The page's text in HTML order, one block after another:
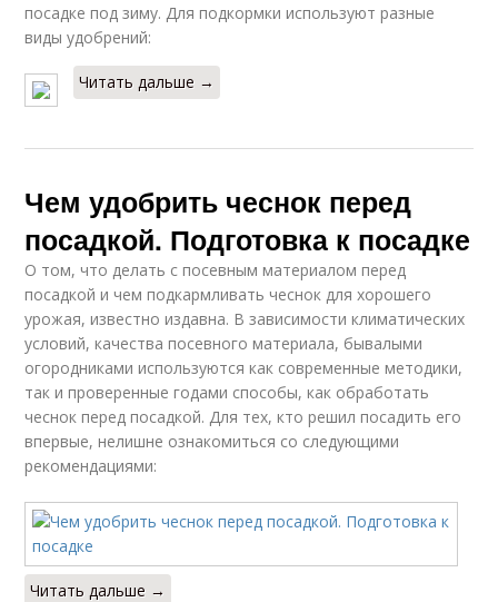
посадке под зиму. Для подкормки используют разные
виды удобрений:
Читать дальше →
Чем удобрить чеснок перед
посадкой. Подготовка к посадке
О том, что делать с посевным материалом перед
посадкой и чем подкармливать чеснок для хорошего
урожая, известно издавна. В зависимости климатических
условий, качества посевного материала, бывалыми
огородниками используются как современные методики,
так и проверенные годами способы, как обработать
чеснок перед посадкой. Для тех, кто решил посадить его
впервые, нелишне ознакомиться со следующими
рекомендациями:
Читать дальше →